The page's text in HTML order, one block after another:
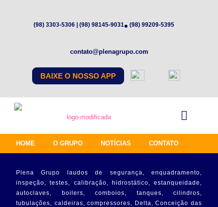
(98) 3303-5306 | (98) 98145-9031 (98) 99209-5395
contato@plenagrupo.com
BAIXE O NOSSO APP
HOME O GRUPO NOTÍCIAS CONTATO
Plena Grupo laudos de segurança, enquadramento,
inspeção, testes, calibração, hidrostático, estanqueidade,
autoclaves, boilers, comboios, tanques, cilindros,
tubulações, caldeiras, compressores, Delta, Conceição das